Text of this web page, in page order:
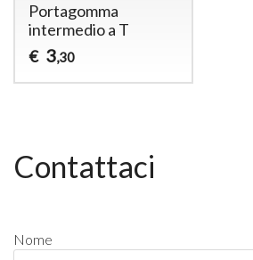
Portagomma
intermedio a T
€ 3,30
Contattaci
Nome